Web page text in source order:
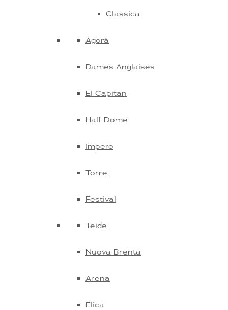
Classica
Agorà
Dames Anglaises
El Capitan
Half Dome
Impero
Torre
Festival
Teide
Nuova Brenta
Arena
Elica